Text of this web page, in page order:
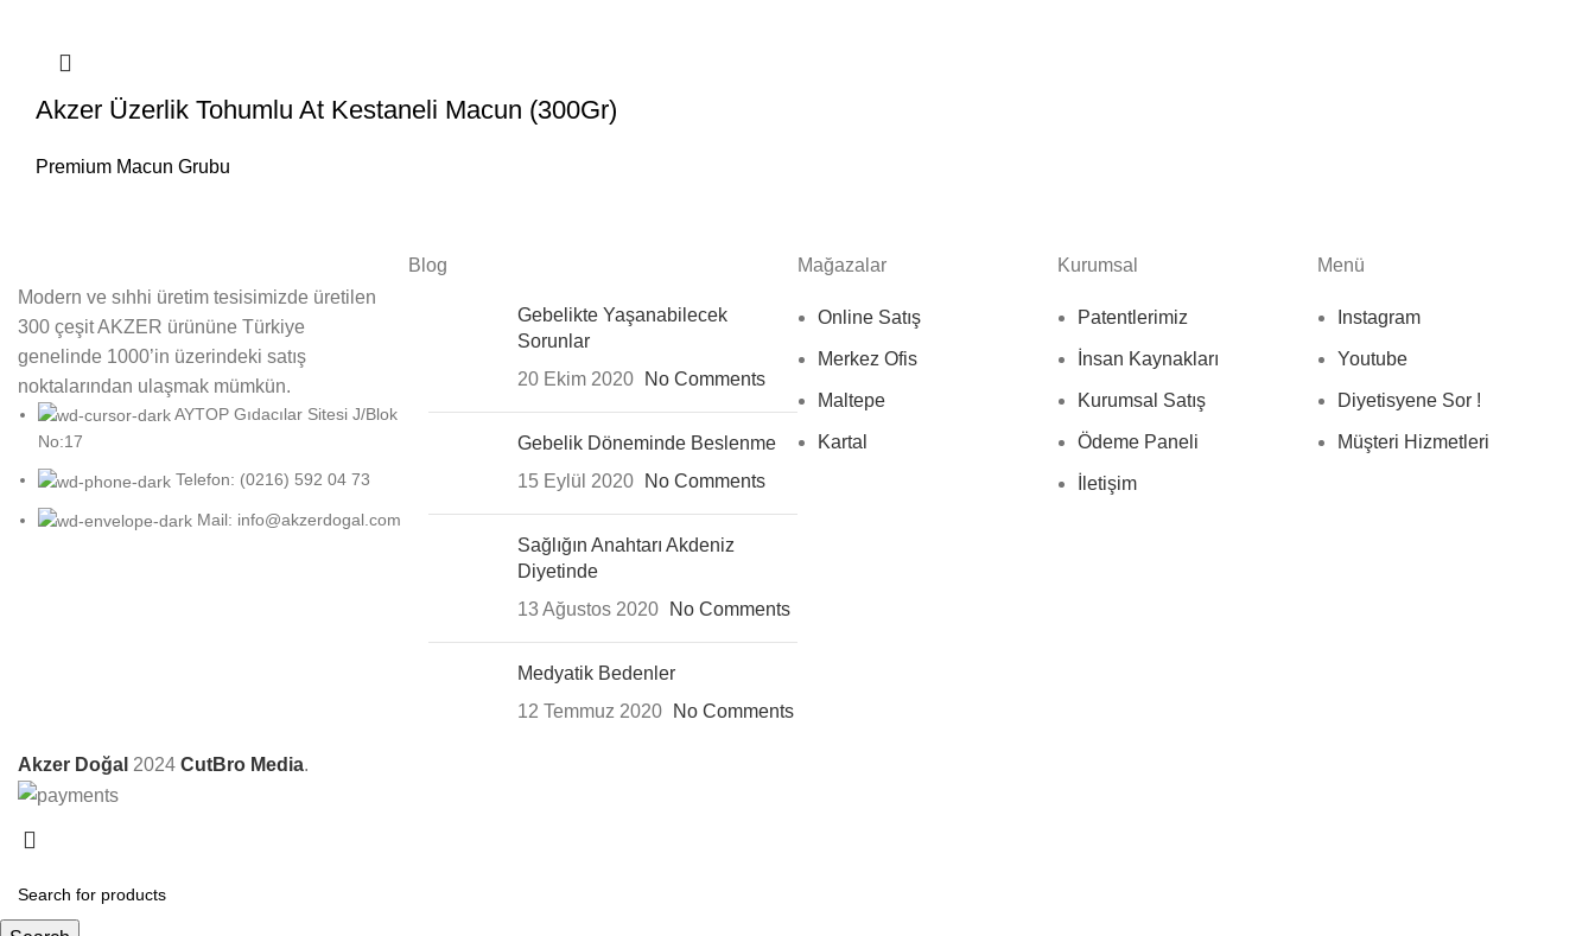
Akzer Üzerlik Tohumlu At Kestaneli Macun (300Gr)
Premium Macun Grubu
Modern ve sıhhi üretim tesisimizde üretilen
300 çeşit AKZER ürününe Türkiye
genelinde 1000’in üzerindeki satış
noktalarından ulaşmak mümkün.
AYTOP Gıdacılar Sitesi J/Blok
No:17
Telefon: (0216) 592 04 73
Mail: info@akzerdogal.com
Blog
Gebelikte Yaşanabilecek
Sorunlar
20 Ekim 2020
No Comments
Gebelik Döneminde Beslenme
15 Eylül 2020
No Comments
Sağlığın Anahtarı Akdeniz
Diyetinde
13 Ağustos 2020
No Comments
Medyatik Bedenler
12 Temmuz 2020
No Comments
Mağazalar
Online Satış
Merkez Ofis
Maltepe
Kartal
Kurumsal
Patentlerimiz
İnsan Kaynakları
Kurumsal Satış
Ödeme Paneli
İletişim
Menü
Instagram
Youtube
Diyetisyene Sor !
Müşteri Hizmetleri
Akzer Doğal 2024 CutBro Media.